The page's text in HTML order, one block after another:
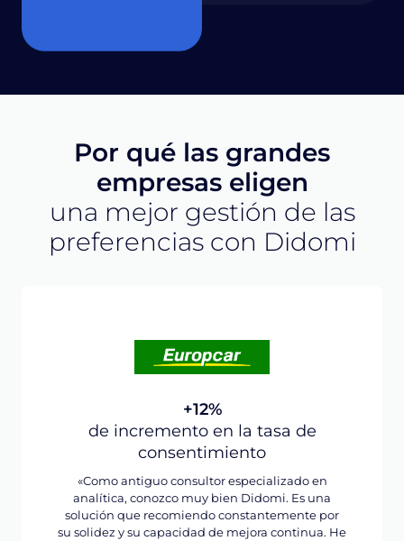
Por qué las grandes
empresas eligen
una mejor gestión de las
preferencias con Didomi
+12%
de incremento en la tasa de
consentimiento
«Como antiguo consultor especializado en
analítica, conozco muy bien Didomi. Es una
solución que recomiendo constantemente por
su solidez y su capacidad de mejora continua. He